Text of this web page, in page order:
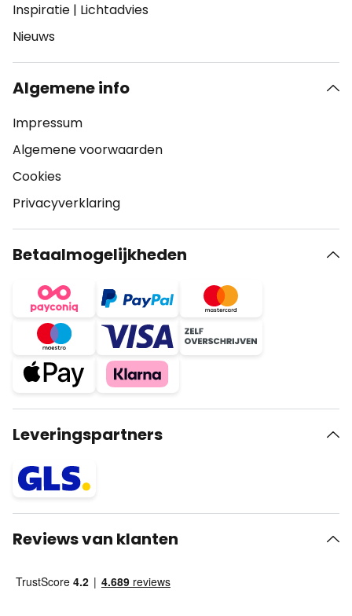
Inspiratie | Lichtadvies
Nieuws
Algemene info
Impressum
Algemene voorwaarden
Cookies
Privacyverklaring
Betaalmogelijkheden
Leveringspartners
Reviews van klanten